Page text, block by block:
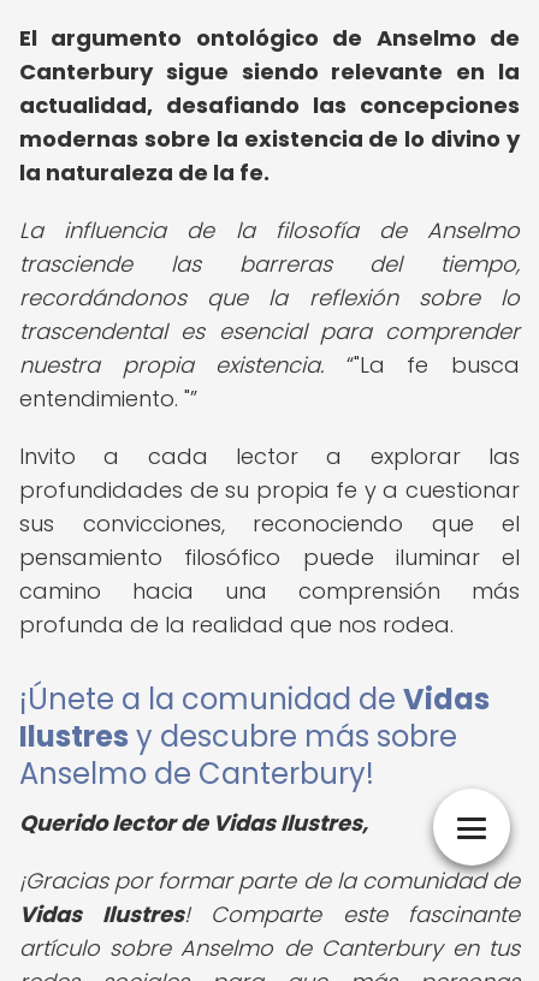
El argumento ontológico de Anselmo de
Canterbury sigue siendo relevante en la
actualidad, desafiando las concepciones
modernas sobre la existencia de lo divino y
la naturaleza de la fe.
La influencia de la filosofía de Anselmo
trasciende las barreras del tiempo,
recordándonos que la reflexión sobre lo
trascendental es esencial para comprender
nuestra propia existencia.
"La fe busca
entendimiento. "
Invito a cada lector a explorar las
profundidades de su propia fe y a cuestionar
sus convicciones, reconociendo que el
pensamiento filosófico puede iluminar el
camino hacia una comprensión más
profunda de la realidad que nos rodea.
¡Únete a la comunidad de Vidas
Ilustres y descubre más sobre
Anselmo de Canterbury!
Querido lector de Vidas Ilustres,
¡Gracias por formar parte de la comunidad de
Vidas Ilustres! Comparte este fascinante
artículo sobre Anselmo de Canterbury en tus